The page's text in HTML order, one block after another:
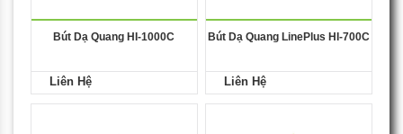
Bút Dạ Quang HI-1000C
Liên Hệ
Bút Dạ Quang LinePlus HI-700C
Liên Hệ